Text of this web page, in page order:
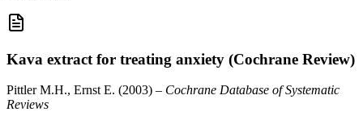
Kava extract for treating anxiety (Cochrane Review)
Pittler M.H., Ernst E. (2003) – Cochrane Database of Systematic
Reviews